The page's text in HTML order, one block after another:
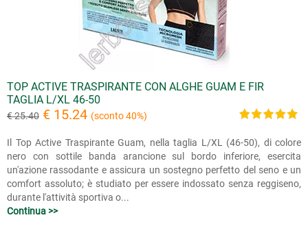
TOP ACTIVE TRASPIRANTE CON ALGHE GUAM E FIR
TAGLIA L/XL 46-50
€ 25.40 € 15.24 (sconto 40%)
Il Top Active Traspirante Guam, nella taglia L/XL (46-50), di colore
nero con sottile banda arancione sul bordo inferiore, esercita
un'azione rassodante e assicura un sostegno perfetto del seno e un
comfort assoluto; è studiato per essere indossato senza reggiseno,
durante l'attività sportiva o...
Continua >>